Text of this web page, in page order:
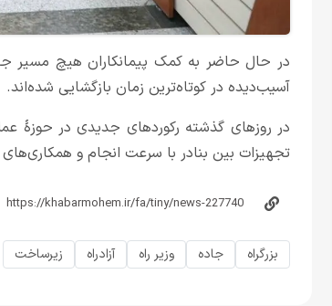
در حال حاضر به کمک پیمانکاران هیچ مسیر
آسیب‌دیده در کوتاه‌ترین زمان بازگشایی شده‌اند.
در روزهای گذشته رکوردهای جدیدی در حوزۀ
تجهیزات بین بنادر با سرعت انجام و
بزرگراه جاده وزیر راه آزادراه زیرساخت